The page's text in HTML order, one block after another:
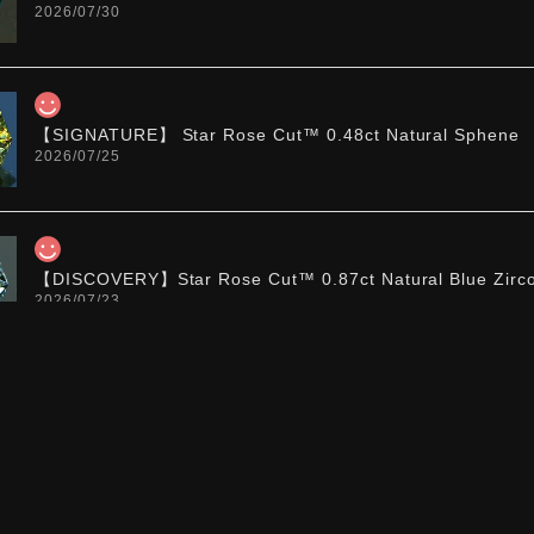
2026/07/30
【SIGNATURE】 Star Rose Cut™️ 0.48ct Natural Sphene
2026/07/25
【DISCOVERY】Star Rose Cut™️ 0.87ct Natural Blue
2026/07/23